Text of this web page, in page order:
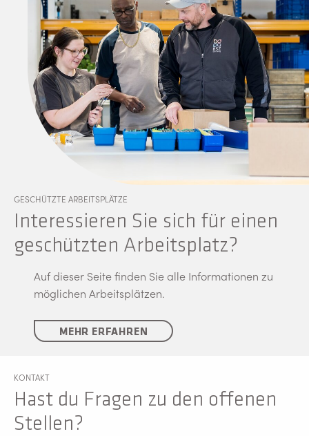
GESCHÜTZTE ARBEITSPLÄTZE
Interessieren Sie sich für einen
geschützten Arbeitsplatz?
Auf dieser Seite finden Sie alle Informationen zu
möglichen Arbeitsplätzen.
MEHR ERFAHREN
KONTAKT
Hast du Fragen zu den offenen
Stellen?